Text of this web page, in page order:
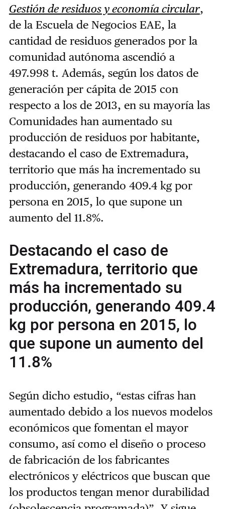
Gestión de residuos y economía circular,
de la Escuela de Negocios EAE, la
cantidad de residuos generados por la
comunidad autónoma ascendió a
497.998 t. Además, según los datos de
generación per cápita de 2015 con
respecto a los de 2013, en su mayoría las
Comunidades han aumentado su
producción de residuos por habitante,
destacando el caso de Extremadura,
territorio que más ha incrementado su
producción, generando 409.4 kg por
persona en 2015, lo que supone un
aumento del 11.8%.
Destacando el caso de
Extremadura, territorio que
más ha incrementado su
producción, generando 409.4
kg por persona en 2015, lo
que supone un aumento del
11.8%
Según dicho estudio, “estas cifras han
aumentado debido a los nuevos modelos
económicos que fomentan el mayor
consumo, así como el diseño o proceso
de fabricación de los fabricantes
electrónicos y eléctricos que buscan que
los productos tengan menor durabilidad